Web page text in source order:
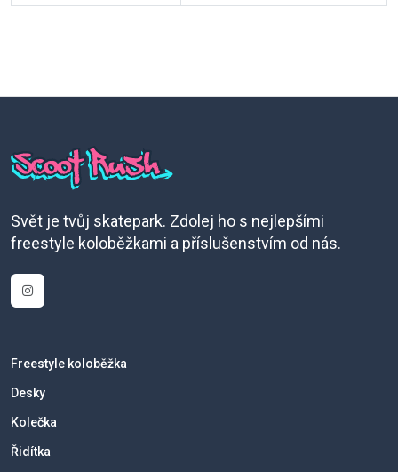
Svět je tvůj skatepark. Zdolej ho s nejlepšími
freestyle koloběžkami a příslušenstvím od nás.
Freestyle koloběžka
Desky
Kolečka
Řidítka